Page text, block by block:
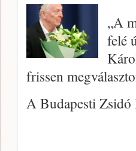
„A
felé
frissen
A Budapesti